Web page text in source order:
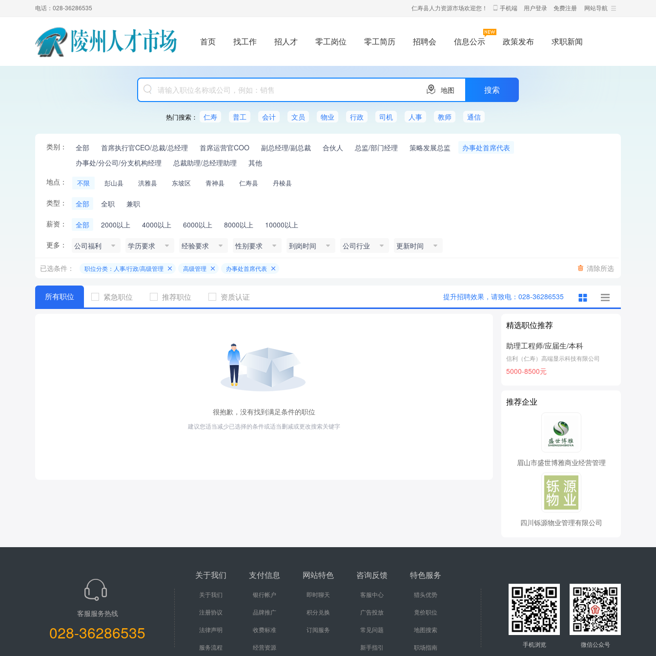
电话：028-36286535 网站导航
仁寿县人力资源市场欢迎您！ 手机端 用户登录 免费注册
首页 找工作 招人才 零工岗位 零工简历 招聘会 信息公示 政策发布 求职新闻
地图
热门搜索： 仁寿 普工 会计 文员 物业 行政 司机 人事 教师 通信
类别： 全部 首席执行官CEO/总裁/总经理 首席运营官COO 副总经理/副总裁 合伙人 总监/部门经理 策略发展总监
办事处首席代表
办事处/分公司/分支机构经理
总裁助理/总经理助理
其他
地点：
不限 彭山县 洪雅县 东坡区 青神县 仁寿县 丹棱县
类型： 全部 全职 兼职
薪资： 全部 2000以上 4000以上 6000以上 8000以上 10000以上
更多： 公司福利 学历要求 经验要求 性别要求 到岗时间 公司行业 更新时间
清除所选
已选条件： 职位分类：人事/行政/高级管理 高级管理 办事处首席代表
所有职位 紧急职位 推荐职位 资质认证 提升招聘效果，请致电：028-36286535
很抱歉，没有找到满足条件的职位
建议您适当减少已选择的条件或适当删减或更改搜索关键字
精选职位推荐
助理工程师/应届生/本科
信利（仁寿）高端显示科技有限公司
5000-8500元
推荐企业
眉山市盛世博雅商业经营管理
四川铄源物业管理有限公司
客服服务热线
028-36286535
关于我们
关于我们
注册协议
法律声明
服务流程
支付信息
银行帐户
品牌推广
收费标准
经营资源
网站特色
即时聊天
积分兑换
订阅服务
咨询反馈
客服中心
广告投放
常见问题
新手指引
特色服务
猎头优势
竟价职位
地图搜索
职场指南 微信公众号
手机浏览